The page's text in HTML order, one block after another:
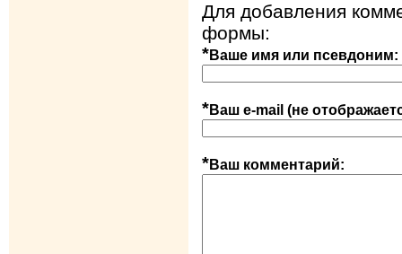
Для добавления
формы:
*Ваше имя или псевдоним:
*Ваш e-mail (не
*Ваш комментарий: